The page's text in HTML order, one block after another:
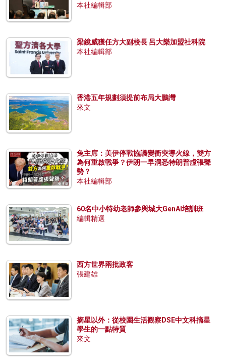
本社編輯部
梁鏡威獲任方大副校長 呂大樂加盟社科院
本社編輯部
香港五年規劃須提前布局大鵬灣
來文
兔主席：美伊停戰協議變衝突導火線，雙方
為何重啟戰爭？伊朗一早洞悉特朗普虛張聲
勢？
本社編輯部
60名中小特幼老師參與城大GenAI培訓班
編輯精選
西方世界兩批政客
張建雄
摘星以外：從校園生活觀察DSE中文科摘星
學生的一點特質
來文